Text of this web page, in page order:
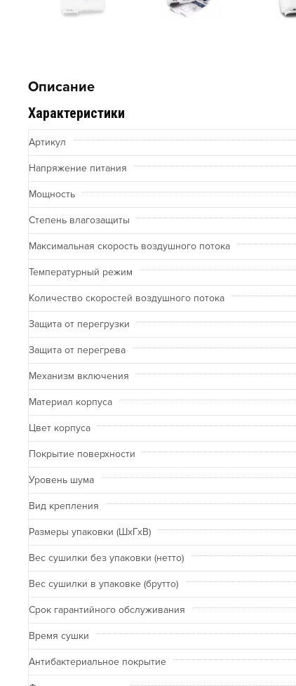
Описание
Характеристики
Артикул
Напряжение питания
Мощность
Степень влагозащиты
Максимальная скорость воздушного потока
Температурный режим
Количество скоростей воздушного потока
Защита от перегрузки
Защита от перегрева
Механизм включения
Материал корпуса
Цвет корпуса
Покрытие поверхности
Уровень шума
Вид крепления
Размеры упаковки (ШхГхВ)
Вес сушилки без упаковки (нетто)
Вес сушилки в упаковке (брутто)
Срок гарантийного обслуживания
Время сушки
Антибактериальное покрытие